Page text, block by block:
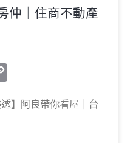
仲｜住商不動產
】阿良帶你看屋｜台